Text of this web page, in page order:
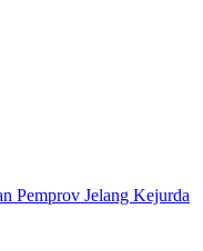
Pemprov Jelang Kejurda